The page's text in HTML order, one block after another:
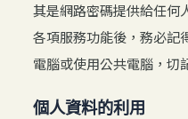
其是網路密碼提供給任何
各項服務功能後，務必記
電腦或使用公共電腦，切
個人資料的利用